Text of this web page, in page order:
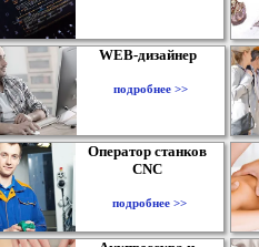
WEB-дизайнер
подробнее >>
Оператор станков
CNC
подробнее >>